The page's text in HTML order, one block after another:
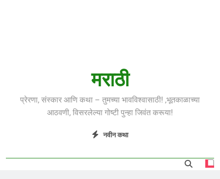
मराठी
प्रेरणा, संस्कार आणि कथा – तुमच्या भावविश्वासाठी! ,भूतकाळाच्या
आठवणी, विसरलेल्या गोष्टी पुन्हा जिवंत करूया!
नवीन कथा